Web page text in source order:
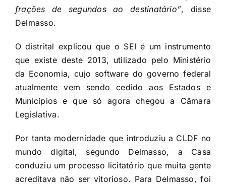
frações de segundos ao destinatário”, disse
Delmasso.
O distrital explicou que o SEI é um instrumento
que existe deste 2013, utilizado pelo Ministério
da Economia, cujo software do governo federal
atualmente vem sendo cedido aos Estados e
Municípios e que só agora chegou a Câmara
Legislativa.
Por tanta modernidade que introduziu a CLDF no
mundo digital, segundo Delmasso, a Casa
conduziu um processo licitatório que muita gente
acreditava não ser vitorioso. Para Delmasso, foi